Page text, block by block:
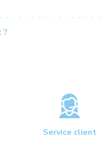
?
Service client